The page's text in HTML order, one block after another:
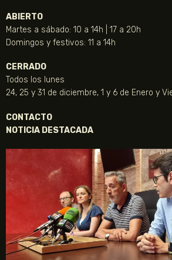
ABIERTO
Martes a sábado: 10 a 14h | 17 a 20h
Domingos y festivos: 11 a 14h
CERRADO
Todos los lunes
24, 25 y 31 de diciembre, 1 y 6 de Enero y
CONTACTO
NOTICIA DESTACADA